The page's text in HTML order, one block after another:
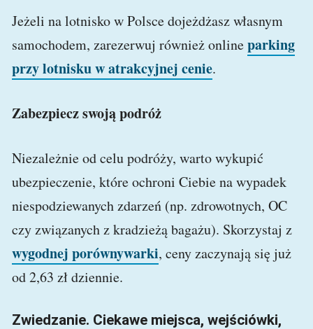
Jeżeli na lotnisko w Polsce dojeżdżasz własnym
samochodem, zarezerwuj również onlineparking
przy lotnisku w atrakcyjnej cenie.
Zabezpiecz swoją podróż
Niezależnie od celu podróży, warto wykupić
ubezpieczenie, które ochroni Ciebie na wypadek
niespodziewanych zdarzeń (np. zdrowotnych, OC
czy związanych z kradzieżą bagażu). Skorzystaj z
wygodnej porównywarki, ceny zaczynają się już
od 2,63 zł dziennie.
Zwiedzanie. Ciekawe miejsca, wejściówki,